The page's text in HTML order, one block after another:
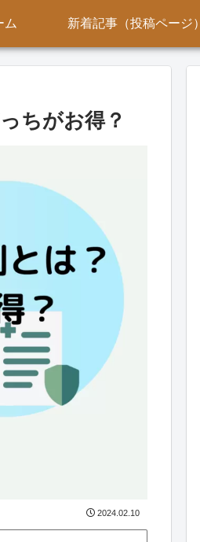
ム 新着記事（投稿ページ）
ちがお得？
2024.02.10